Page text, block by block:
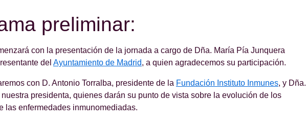
preliminar:
con la presentación de la jornada a cargo de Dña. María Pía Junquera
del Ayuntamiento de Madrid, a quien agradecemos su participación.
con D. Antonio Torralba, presidente de la Fundación Instituto Inmunes, y Dña.
presidenta, quienes darán su punto de vista sobre la evolución de los
las enfermedades inmunomediadas.